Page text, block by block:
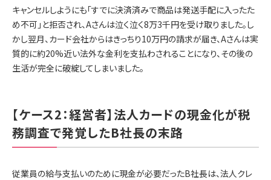
キャンセルしようにも「すでに決済済みで商品は発送手配に入ったた
め不可」と拒否され、Aさんは泣く泣く8万3千円を受け取りました。し
かし翌月、カード会社からはきっちり10万円の請求が届き、Aさんは実
質的に約20%近い法外な金利を支払わされることになり、その後の
生活が完全に破綻してしまいました。
【ケース2：経営者】法人カードの現金化が税
務調査で発覚したB社長の末路
従業員の給与支払いのために現金が必要だったB社長は、法人クレ